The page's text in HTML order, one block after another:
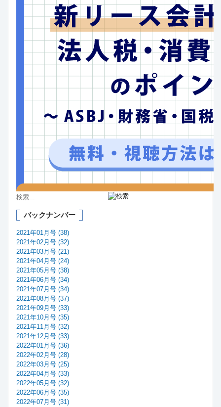
バックナンバー
2021年01月号 (38)
2021年02月号 (32)
2021年03月号 (21)
2021年04月号 (24)
2021年05月号 (38)
2021年06月号 (34)
2021年07月号 (34)
2021年08月号 (37)
2021年09月号 (33)
2021年10月号 (35)
2021年11月号 (32)
2021年12月号 (33)
2022年01月号 (36)
2022年02月号 (28)
2022年03月号 (25)
2022年04月号 (33)
2022年05月号 (32)
2022年06月号 (35)
2022年07月号 (31)